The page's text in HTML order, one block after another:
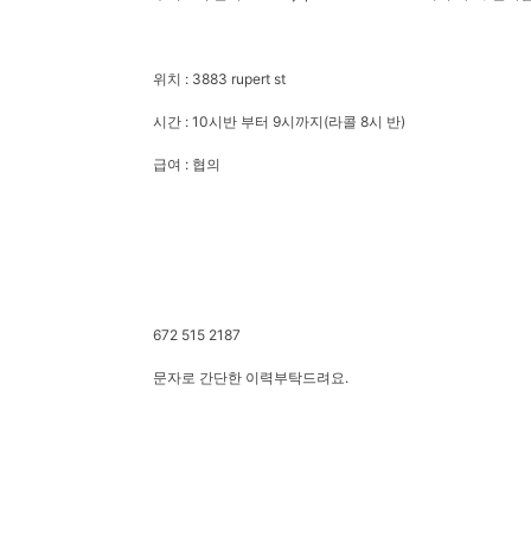
위치 : 3883 rupert st
시간 : 10시반 부터 9시까지(라콜 8시 반)
급여 : 협의
672 515 2187
문자로 간단한 이력부탁드려요.